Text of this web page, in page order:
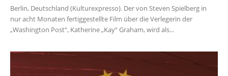
Berlin, Deutschland (Kulturexpresso). Der von Steven Spielberg in
nur acht Monaten fertiggestellte Film über die Verlegerin der
„Washington Post“, Katherine „Kay“ Graham, wird als...